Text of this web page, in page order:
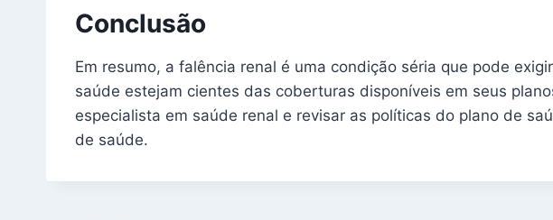
Conclusão
Em resumo, a falência renal é uma condição séria que pode
saúde estejam cientes das coberturas disponíveis em seus
especialista em saúde renal e revisar as políticas do plano de
de saúde.